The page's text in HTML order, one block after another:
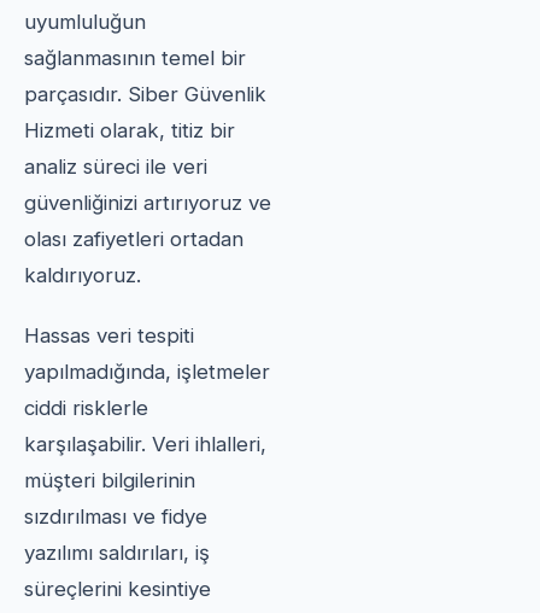
uyumluluğun
sağlanmasının temel bir
parçasıdır. Siber Güvenlik
Hizmeti olarak, titiz bir
analiz süreci ile veri
güvenliğinizi artırıyoruz ve
olası zafiyetleri ortadan
kaldırıyoruz.
Hassas veri tespiti
yapılmadığında, işletmeler
ciddi risklerle
karşılaşabilir. Veri ihlalleri,
müşteri bilgilerinin
sızdırılması ve fidye
yazılımı saldırıları, iş
süreçlerini kesintiye